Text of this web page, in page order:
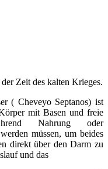
Zeit des kalten Krieges.
( Cheveyo Septanos) ist
mit Basen und freie
Nahrung oder
müssen, um beides
direkt über den Darm zu
und das